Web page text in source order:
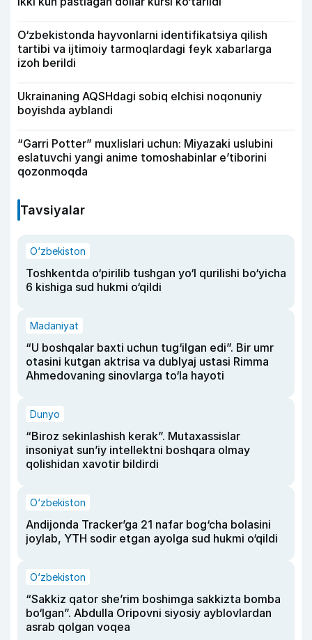
O‘zbekistonda hayvonlarni identifikatsiya qilish
tartibi va ijtimoiy tarmoqlardagi feyk xabarlarga
izoh berildi
Ukrainaning AQSHdagi sobiq elchisi noqonuniy
boyishda ayblandi
“Garri Potter” muxlislari uchun: Miyazaki uslubini
eslatuvchi yangi anime tomoshabinlar e’tiborini
qozonmoqda
Tavsiyalar
O‘zbekiston
Toshkentda o‘pirilib tushgan yo‘l qurilishi bo‘yicha
6 kishiga sud hukmi o‘qildi
Madaniyat
“U boshqalar baxti uchun tug‘ilgan edi”. Bir umr
otasini kutgan aktrisa va dublyaj ustasi Rimma
Ahmedovaning sinovlarga to‘la hayoti
Dunyo
“Biroz sekinlashish kerak”. Mutaxassislar
insoniyat sun’iy intellektni boshqara olmay
qolishidan xavotir bildirdi
O‘zbekiston
Andijonda Tracker’ga 21 nafar bog‘cha bolasini
joylab, YTH sodir etgan ayolga sud hukmi o‘qildi
O‘zbekiston
“Sakkiz qator she’rim boshimga sakkizta bomba
bo‘lgan”. Abdulla Oripovni siyosiy ayblovlardan
asrab qolgan voqea